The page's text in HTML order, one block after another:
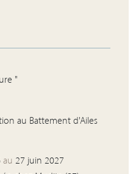
"
au Battement d'Ailes
au 27 juin 2027